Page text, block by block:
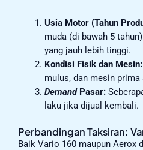
Usia Motor (Tahun
muda (di bawah 5
yang jauh lebih tinggi.
Kondisi Fisik dan Mesin:
mulus, dan mesin
DemandPasar:
laku jika dijual kembali.
Perbandingan Taksiran:
Baik Vario 160 maupun Aerox